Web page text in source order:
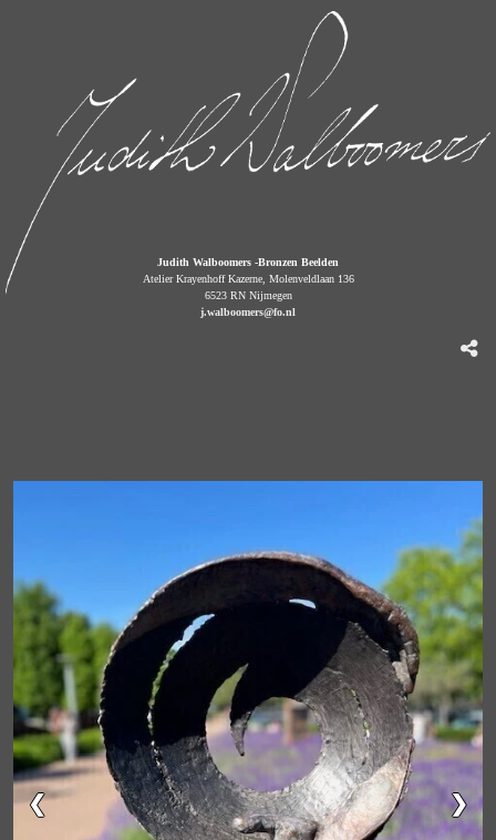
Judith Walboomers -Bronzen Beelden
Atelier Krayenhoff Kazerne, Molenveldlaan 136
6523 RN Nijmegen
j.walboomers@fo.nl